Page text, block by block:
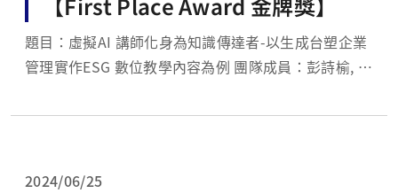
題目：虛擬AI 講師化身為知識傳達者-以生成台塑企業
管理實作ESG 數位教學內容為例 團隊成員：彭詩榆, 彭
2024/06/25